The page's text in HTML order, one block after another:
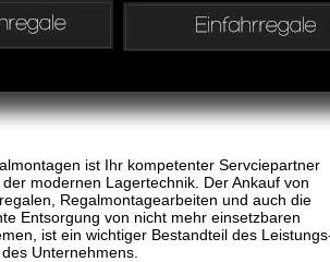
ist Ihr kompetenter Servciepartner
modernen Lagertechnik. Der Ankauf von
Regalmontagearbeiten und auch die
Entsorgung von nicht mehr einsetzbaren
ist ein wichtiger Bestandteil des
Unternehmens.